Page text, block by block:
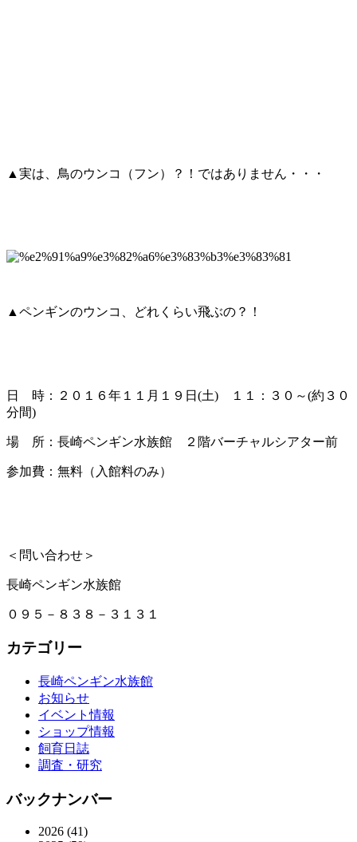
▲実は、鳥のウンコ（フン）？！ではありません・・・
▲ペンギンのウンコ、どれくらい飛ぶの？！
日 時：２０１６年１１月１９日(土) １１：３０～(約３０
分間)
場 所：長崎ペンギン水族館 ２階バーチャルシアター前
参加費：無料（入館料のみ）
＜問い合わせ＞
長崎ペンギン水族館
０９５－８３８－３１３１
カテゴリー
長崎ペンギン水族館
お知らせ
イベント情報
ショップ情報
飼育日誌
調査・研究
バックナンバー
2026 (41)